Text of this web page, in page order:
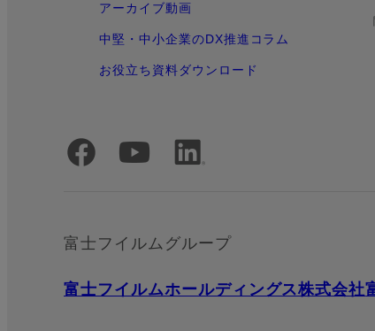
アーカイブ動画
中堅・中小企業のDX推進コラム
お役立ち資料ダウンロード
公式SNSアカウント
富士フイルムグループ
富士フイルムホールディングス株式会社